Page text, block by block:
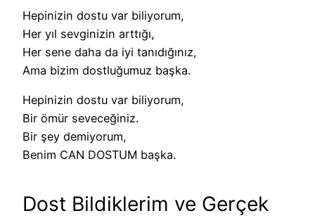
Hepinizin dostu var biliyorum,
Her yıl sevginizin arttığı,
Her sene daha da iyi tanıdığınız,
Ama bizim dostluğumuz başka.
Hepinizin dostu var biliyorum,
Bir ömür seveceğiniz.
Bir şey demiyorum,
Benim CAN DOSTUM başka.
Dost Bildiklerim ve Gerçek